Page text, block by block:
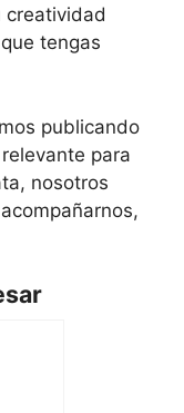
creatividad
tengas
publicando
para
nosotros